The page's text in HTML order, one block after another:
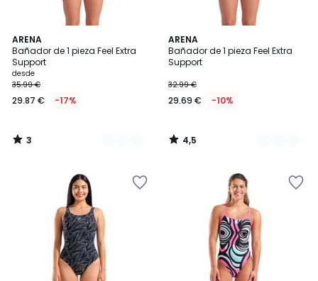
ARENA
Bañador de 1 pieza Feel Extra
Support
desde
35.99 €
29.87 € -17%
3
/
5
2
Colores
3
/
ARENA
Bañador de 1 pieza Feel Extra
Support
32.99 €
29.69 € -10%
4,5
/ 5
2
Colores
4,5
/